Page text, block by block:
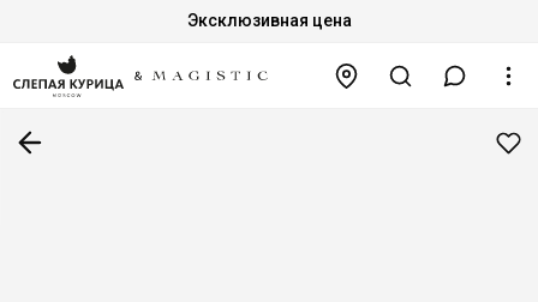
Эксклюзивная цена